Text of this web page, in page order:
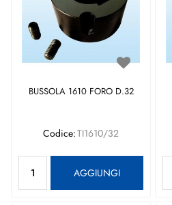
BUSSOLA 1610 FORO D.32
Codice:TI1610/32
AGGIUNGI